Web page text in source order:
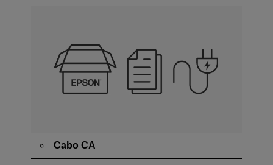
Cabo CA